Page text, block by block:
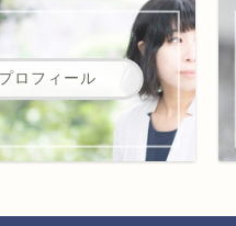
プロフィール